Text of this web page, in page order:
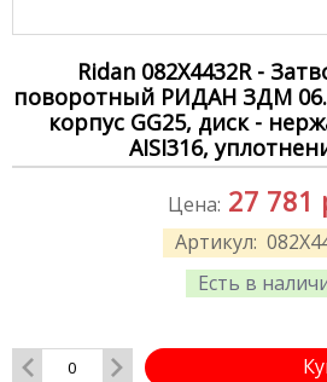
Ridan 082X4432R -
поворотный РИДАН ЗДМ
корпус GG25, диск -
AISI316,
Артикул:
Есть в
Цена: 27 781